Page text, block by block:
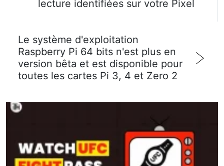
lecture identifiées sur votre Pixel
Le système d'exploitation
Raspberry Pi 64 bits n'est plus en
version bêta et est disponible pour
toutes les cartes Pi 3, 4 et Zero 2